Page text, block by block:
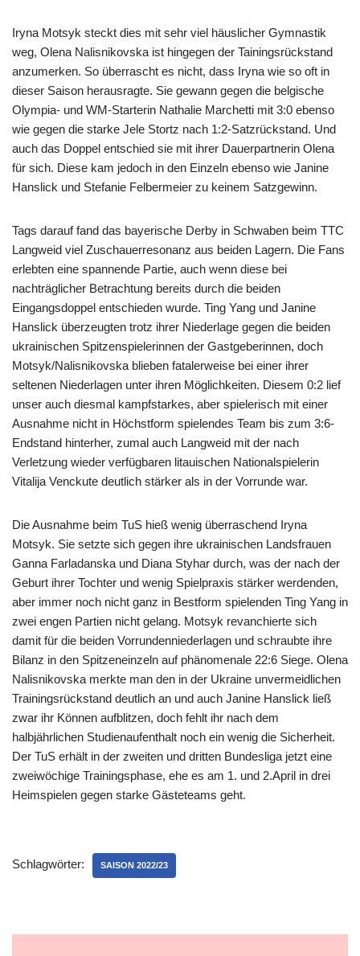
Iryna Motsyk steckt dies mit sehr viel häuslicher Gymnastik
weg, Olena Nalisnikovska ist hingegen der Tainingsrückstand
anzumerken. So überrascht es nicht, dass Iryna wie so oft in
dieser Saison herausragte. Sie gewann gegen die belgische
Olympia- und WM-Starterin Nathalie Marchetti mit 3:0 ebenso
wie gegen die starke Jele Stortz nach 1:2-Satzrückstand. Und
auch das Doppel entschied sie mit ihrer Dauerpartnerin Olena
für sich. Diese kam jedoch in den Einzeln ebenso wie Janine
Hanslick und Stefanie Felbermeier zu keinem Satzgewinn.
Tags darauf fand das bayerische Derby in Schwaben beim TTC
Langweid viel Zuschauerresonanz aus beiden Lagern. Die Fans
erlebten eine spannende Partie, auch wenn diese bei
nachträglicher Betrachtung bereits durch die beiden
Eingangsdoppel entschieden wurde. Ting Yang und Janine
Hanslick überzeugten trotz ihrer Niederlage gegen die beiden
ukrainischen Spitzenspielerinnen der Gastgeberinnen, doch
Motsyk/Nalisnikovska blieben fatalerweise bei einer ihrer
seltenen Niederlagen unter ihren Möglichkeiten. Diesem 0:2 lief
unser auch diesmal kampfstarkes, aber spielerisch mit einer
Ausnahme nicht in Höchstform spielendes Team bis zum 3:6-
Endstand hinterher, zumal auch Langweid mit der nach
Verletzung wieder verfügbaren litauischen Nationalspielerin
Vitalija Venckute deutlich stärker als in der Vorrunde war.
Die Ausnahme beim TuS hieß wenig überraschend Iryna
Motsyk. Sie setzte sich gegen ihre ukrainischen Landsfrauen
Ganna Farladanska und Diana Styhar durch, was der nach der
Geburt ihrer Tochter und wenig Spielpraxis stärker werdenden,
aber immer noch nicht ganz in Bestform spielenden Ting Yang in
zwei engen Partien nicht gelang. Motsyk revanchierte sich
damit für die beiden Vorrundenniederlagen und schraubte ihre
Bilanz in den Spitzeneinzeln auf phänomenale 22:6 Siege. Olena
Nalisnikovska merkte man den in der Ukraine unvermeidlichen
Trainingsrückstand deutlich an und auch Janine Hanslick ließ
zwar ihr Können aufblitzen, doch fehlt ihr nach dem
halbjährlichen Studienaufenthalt noch ein wenig die Sicherheit.
Der TuS erhält in der zweiten und dritten Bundesliga jetzt eine
zweiwöchige Trainingsphase, ehe es am 1. und 2.April in drei
Heimspielen gegen starke Gästeteams geht.
Schlagwörter: SAISON 2022/23